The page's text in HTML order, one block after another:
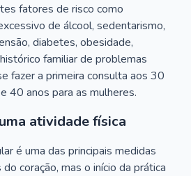
fatores de risco como
de álcool, sedentarismo,
diabetes, obesidade,
familiar de problemas
fazer a primeira consulta aos 30
40 anos para as mulheres.
atividade física
é uma das principais medidas
coração, mas o início da prática